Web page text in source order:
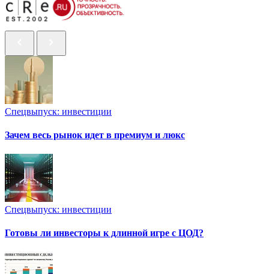
Спецвыпуск: инвестиции
Зачем весь рынок идет в премиум и люкс
Спецвыпуск: инвестиции
Готовы ли инвесторы к длинной игре с ЦОД?